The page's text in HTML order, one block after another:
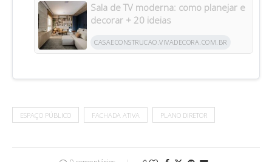
Sala de TV moderna: como planejar e
decorar + 20 ideias
CASAECONSTRUCAO.VIVADECORA.COM.BR
ESPAÇO PÚBLICO FACHADA ATIVA PLANO DIRETOR